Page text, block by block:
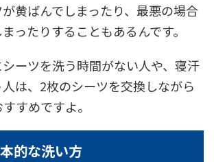
黄ばんでしまったり、最悪の場合
ったりすることもあるんです。
ーツを洗う時間がない人や、寝汗
は、2枚のシーツを交換しながら
すめですよ。
的な洗い方